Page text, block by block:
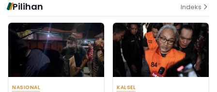
Pilihan Indeks
NASIONAL KALSEL